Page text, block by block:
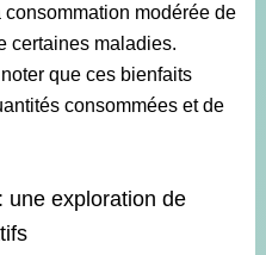
modérée de
certaines maladies.
que ces bienfaits
consommées et de
une exploration de